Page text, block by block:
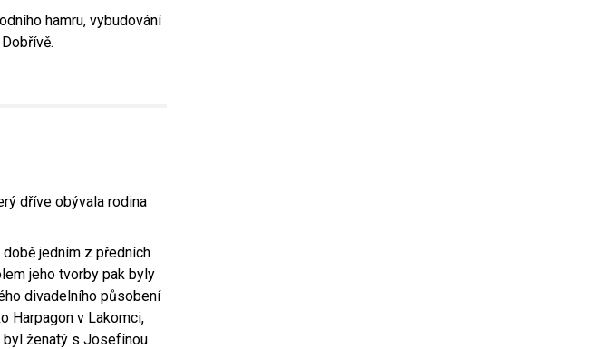
hamru, vybudování
dříve obývala rodina
jedním z předních
jeho tvorby pak byly
divadelního působení
Harpagon v Lakomci,
byl ženatý s Josefínou